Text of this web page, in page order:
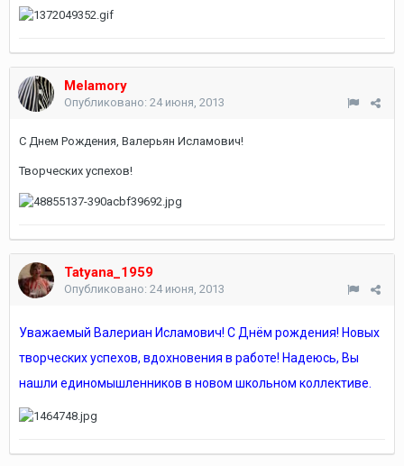
Melamory
Опубликовано: 24 июня, 2013
С Днем Рождения, Валерьян Исламович!
Творческих успехов!
Tatyana_1959
Опубликовано: 24 июня, 2013
Уважаемый Валериан Исламович! С Днём рождения! Новых
творческих успехов, вдохновения в работе! Надеюсь, Вы
нашли единомышленников в новом школьном коллективе.